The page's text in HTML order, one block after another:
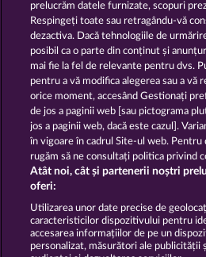
BOOKS AND BULLS
Termeni și
Declarație de
Asistență tehnică
Trimite Cererea
prelucrăm datele furnizate, scopuri
Respingeți toate sau retragându-vă
dezactiva. Dacă tehnologiile de
posibil ca o parte din conținut și
mai fie la fel de relevante pentru dvs.
pentru a vă modifica alegerea sau a vă
orice moment, accesând Gestionați
de jos a paginii web [sau pictograma
jos a paginii web, dacă este cazul].
în vigoare în cadrul Site-ul web. Pentru
rugăm să ne consultați politica privind
Atât noi, cât și partenerii noștri
oferi:
Utilizarea unor date precise de
caracteristicilor dispozitivului pentru
accesarea informațiilor de pe un
personalizat, măsurători ale publicității